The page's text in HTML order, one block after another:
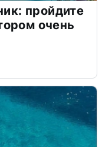
пройдите
очень